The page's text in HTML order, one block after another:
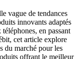
vague de tendances
innovants adaptés
en passant
cet article explore
du marché pour les
offrant le meilleur